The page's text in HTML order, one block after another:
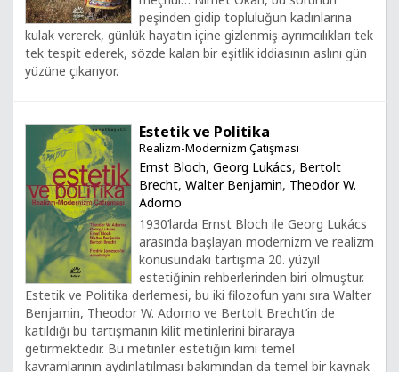
peşinden gidip topluluğun kadınlarına
kulak vererek, günlük hayatın içine gizlenmiş ayrımcılıkları tek
tek tespit ederek, sözde kalan bir eşitlik iddiasının aslını gün
yüzüne çıkarıyor.
Estetik ve Politika
Realizm-Modernizm Çatışması
Ernst Bloch, Georg Lukács, Bertolt
Brecht, Walter Benjamin, Theodor W.
Adorno
1930’larda Ernst Bloch ile Georg Lukács
arasında başlayan modernizm ve realizm
konusundaki tartışma 20. yüzyıl
estetiğinin rehberlerinden biri olmuştur.
Estetik ve Politika derlemesi, bu iki filozofun yanı sıra Walter
Benjamin, Theodor W. Adorno ve Bertolt Brecht’in de
katıldığı bu tartışmanın kilit metinlerini biraraya
getirmektedir. Bu metinler estetiğin kimi temel
kavramlarının aydınlatılması bakımından da temel bir kaynak